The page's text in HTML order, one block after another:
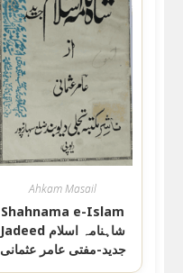
Ahkam Masail
Shahnama e-Islam
Jadeed شاہنامہ اسلام
جدید-مفتی عامر عثمانی